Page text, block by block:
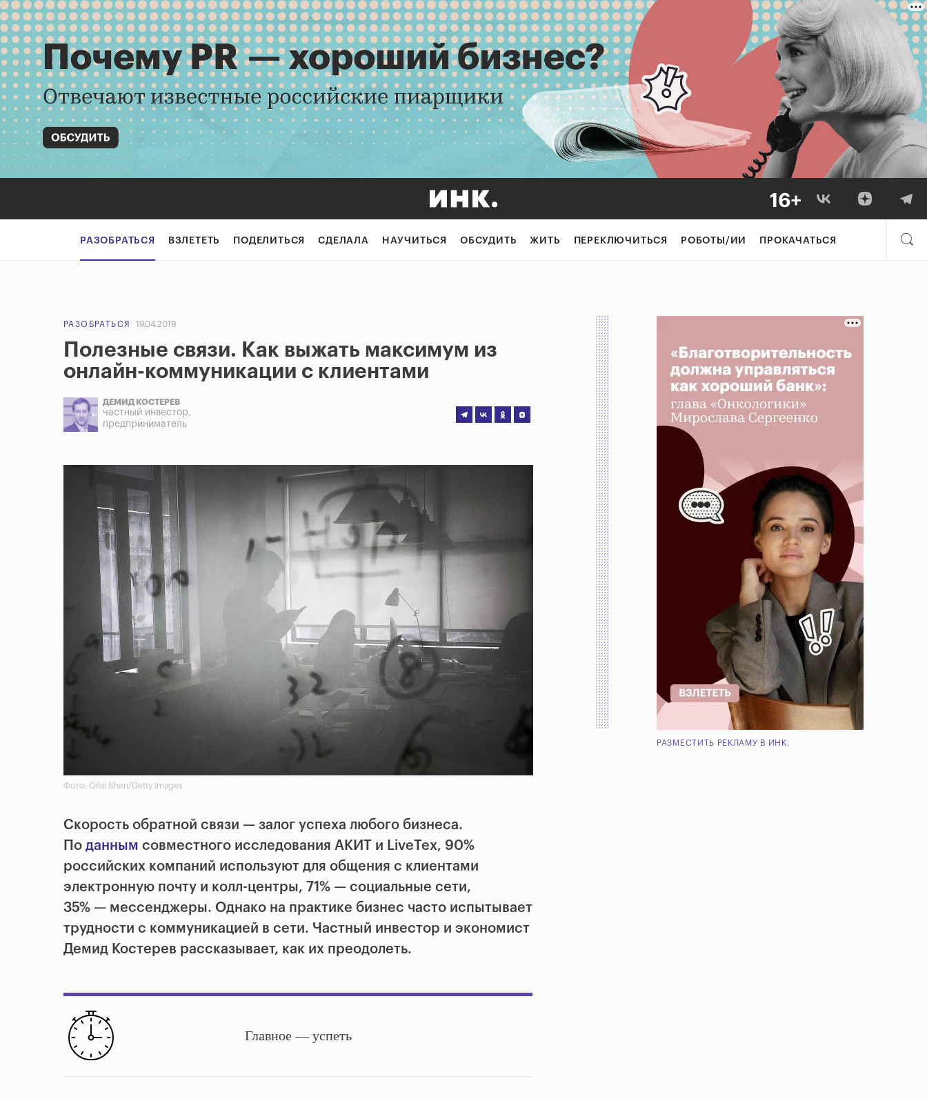
РАЗОБРАТЬСЯ ВЗЛЕТЕТЬ ПОДЕЛИТЬСЯ СДЕЛАЛА НАУЧИТЬСЯ ОБСУДИТЬ ЖИТЬ ПЕРЕКЛЮЧИТЬСЯ РОБОТЫ/ИИ ПРОКАЧАТЬСЯ
РАЗОБРАТЬСЯ 19.04.2019
Полезные связи. Как выжать максимум из
онлайн-коммуникации с клиентами
ДЕМИД КОСТЕРЕВ
частный инвестор,
предприниматель
Фото: Qilai Shen/Getty Images
Скорость обратной связи — залог успеха любого бизнеса.
Поданным совместного исследования АКИТ и LiveTex, 90%
российских компаний используют для общения с клиентами
электронную почту и колл-центры, 71% — социальные сети,
35% — мессенджеры. Однако на практике бизнес часто испытывает
трудности с коммуникацией в сети. Частный инвестор и экономист
Демид Костерев рассказывает, как их преодолеть.
Главное — успеть
РАЗМЕСТИТЬ РЕКЛАМУ В ИНК.